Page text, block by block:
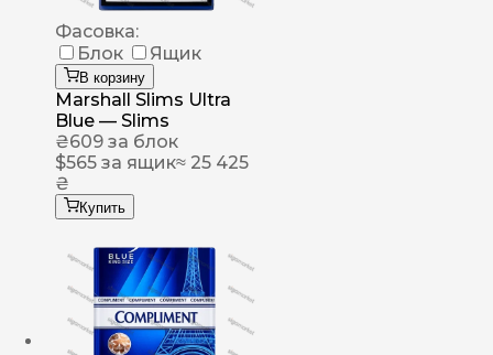
Фасовка:
Блок
Ящик
В корзину
Marshall Slims Ultra
Blue — Slims
₴609 за блок
$565 за ящик≈ 25 425
₴
Купить